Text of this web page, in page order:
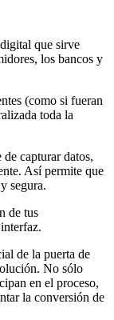
que sirve
los bancos y
(como si fueran
toda la
capturar datos,
Así permite que
segura.
de tus
de la puerta de
No sólo
en el proceso,
la conversión de